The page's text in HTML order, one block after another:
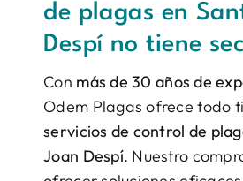
de plagas en
Despí no tiene
Con más de 30 años de
Odem Plagas ofrece todo
servicios de control de
Joan Despí. Nuestro